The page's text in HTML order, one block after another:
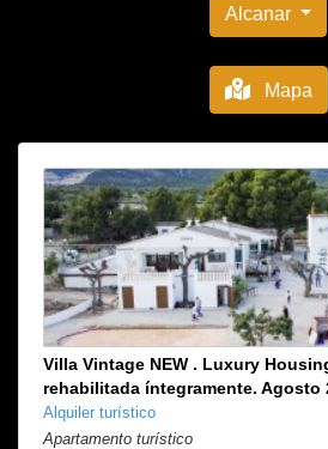
Alcanar
Mapa
Villa Vintage NEW . Luxury
rehabilitada íntegramente. Agosto
Alquiler turístico
Apartamento turístico